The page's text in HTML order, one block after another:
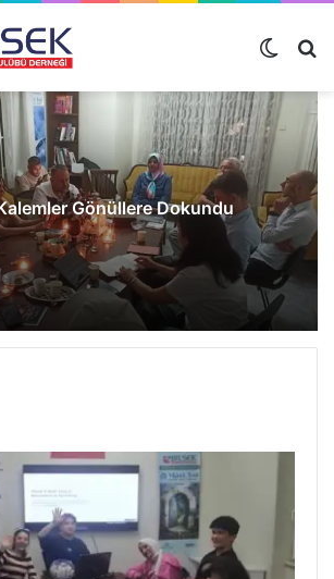
Gönüllere Dokundu